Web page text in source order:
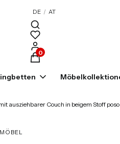
DE / AT
Produkte im Warenkorb:
Couch in beigem Stoff poso